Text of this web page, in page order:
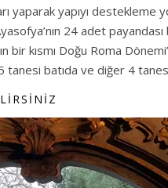
yaparak yapıyı
24 adet
bir kısmı Doğu Roma
batıda ve diğer 4